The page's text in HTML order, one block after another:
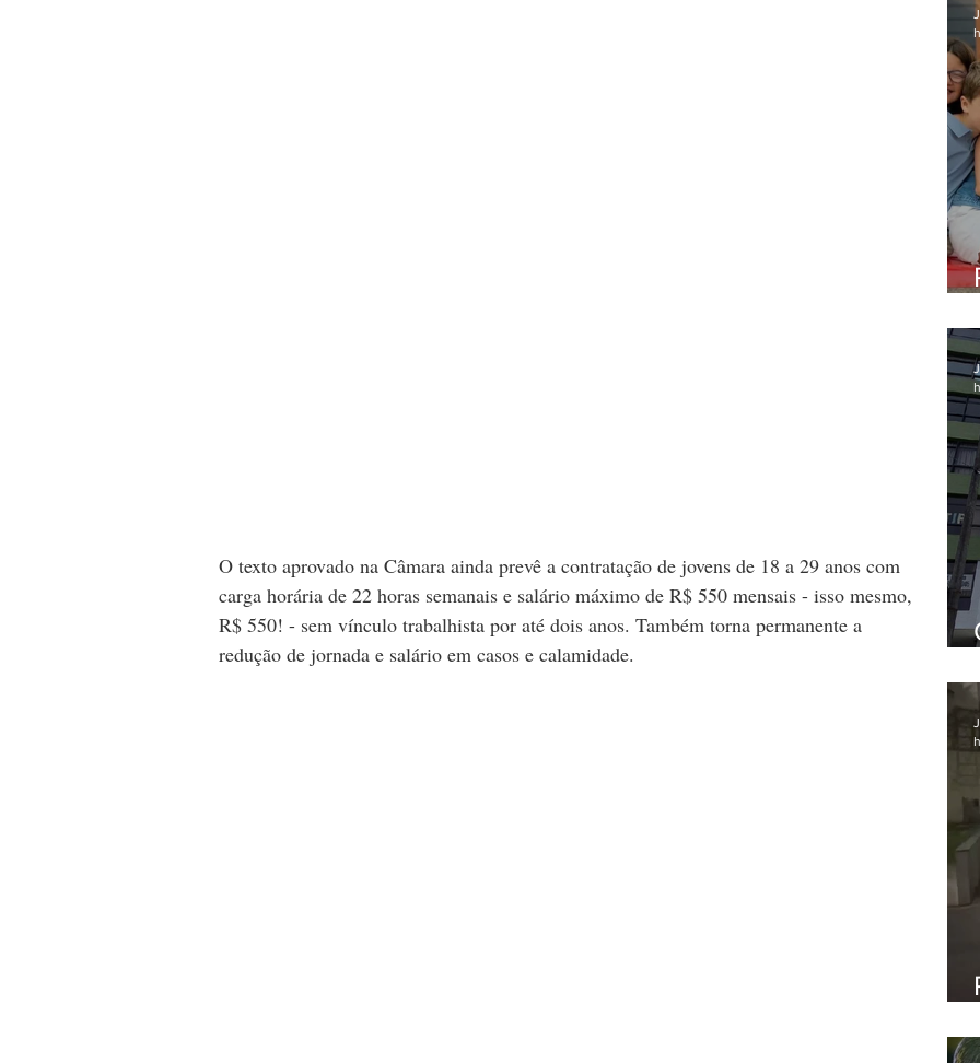
O texto aprovado na Câmara ainda prevê a contratação de jovens de 18 a 29 anos com
carga horária de 22 horas semanais e salário máximo de R$ 550 mensais - isso mesmo,
R$ 550! - sem vínculo trabalhista por até dois anos. Também torna permanente a
redução de jornada e salário em casos e calamidade.